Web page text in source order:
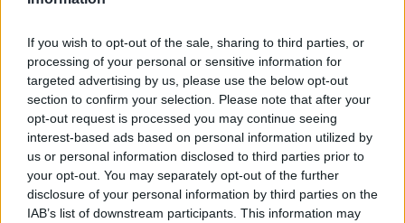
If you wish to opt-out of the sale, sharing to third parties, or
processing of your personal or sensitive information for
targeted advertising by us, please use the below opt-out
section to confirm your selection. Please note that after your
opt-out request is processed you may continue seeing
interest-based ads based on personal information utilized by
us or personal information disclosed to third parties prior to
your opt-out. You may separately opt-out of the further
disclosure of your personal information by third parties on the
IAB’s list of downstream participants. This information may
Tack för att ni är med och skapar Skandinaviens bästa klockforum!
/Hook & Leben
Taggar
upstream
Paketöppning - fyrkantsbonanza - Piaget UPSTREAM ref
27050